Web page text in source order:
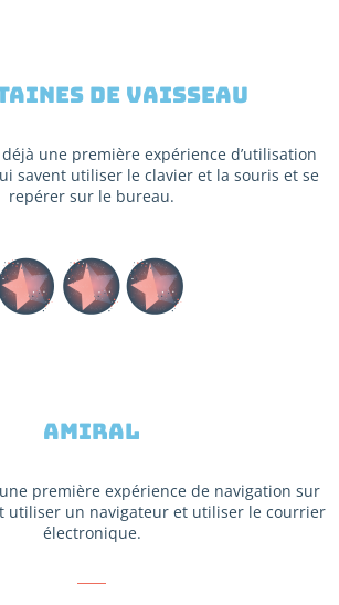
de vaisseau
une première expérience d’utilisation
savent utiliser le clavier et la souris et se
repérer sur le bureau.
Amiral
première expérience de navigation sur
utiliser un navigateur et utiliser le courrier
électronique.